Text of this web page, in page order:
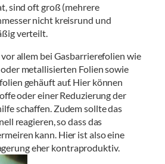
sind oft groß (mehrere
nicht kreisrund und
verteilt.
allem bei Gasbarrierefolien wie
metallisierten Folien sowie
gehäuft auf. Hier können
oder einer Reduzierung der
schaffen. Zudem sollte das
reagieren, so dass das
kann. Hier ist also eine
eher kontraproduktiv.